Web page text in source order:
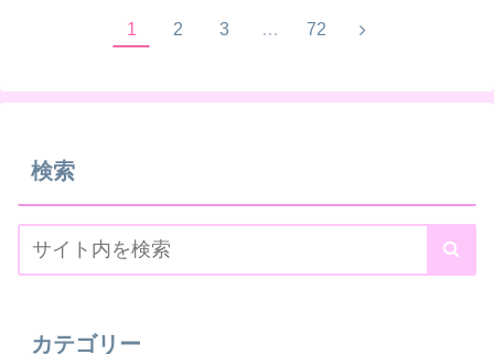
1 2 3 … 72
検索
カテゴリー